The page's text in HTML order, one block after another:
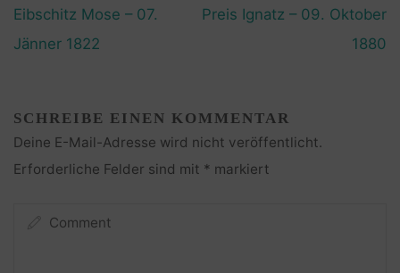
Eibschitz Mose – 07.
Jänner 1822
Preis Ignatz – 09. Oktober
1880
SCHREIBE EINEN KOMMENTAR
Deine E-Mail-Adresse wird nicht veröffentlicht.
Erforderliche Felder sind mit * markiert